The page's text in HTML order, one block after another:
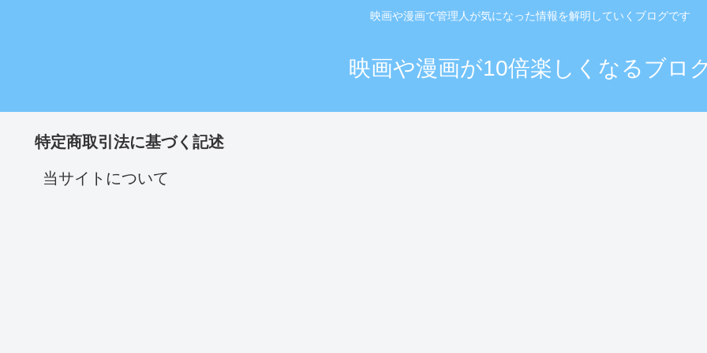
映画や漫画で管理人が気になった情報を解明していくブログです
映画や漫画が10倍楽しくなるブロ
特定商取引法に基づく記述
当サイトについて